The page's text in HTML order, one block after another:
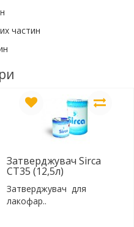
частин
Затверджувач Sirca
СТ35 (12,5л)
Затверджувач для
лакофар..